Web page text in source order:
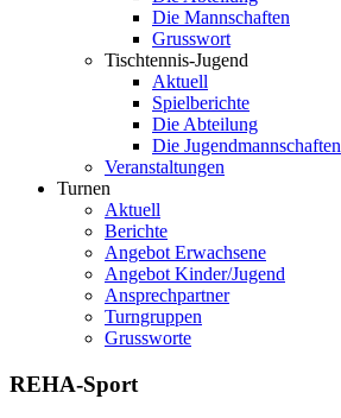
Die Mannschaften
Grusswort
Tischtennis-Jugend
Aktuell
Spielberichte
Die Abteilung
Die Jugendmannschaften
Veranstaltungen
Turnen
Aktuell
Berichte
Angebot Erwachsene
Angebot Kinder/Jugend
Ansprechpartner
Turngruppen
Grussworte
REHA-Sport